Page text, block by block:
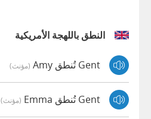
النطق باللهجة الأمريكية
Gent تُنطق Amy (مؤنث)
Gent تُنطق Emma (مؤنث)